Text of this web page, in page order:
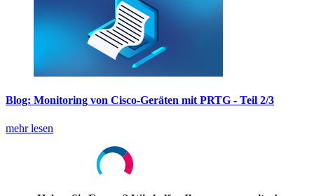
Blog: Monitoring von Cisco-Geräten mit PRTG - Teil 2/3
mehr lesen